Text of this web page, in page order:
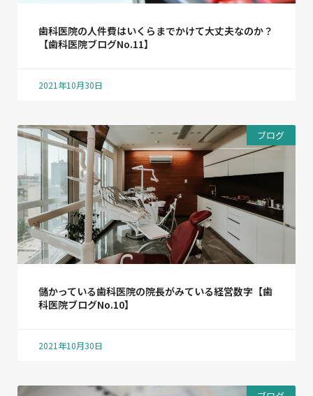
歯科医院の人件費はいくらまでかけて大丈夫なのか？
【歯科医院ブログNo.11】
2021年10月30日
ブログ
儲かっている歯科医院の院長がみている経営数字【歯
科医院ブログNo.10】
2021年10月30日